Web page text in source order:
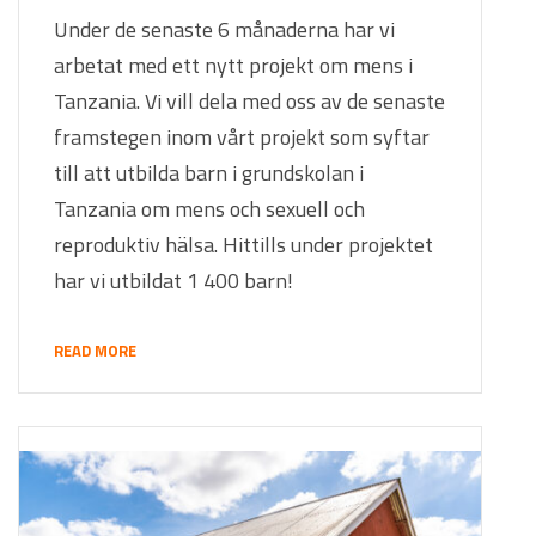
Under de senaste 6 månaderna har vi
arbetat med ett nytt projekt om mens i
Tanzania. Vi vill dela med oss av de senaste
framstegen inom vårt projekt som syftar
till att utbilda barn i grundskolan i
Tanzania om mens och sexuell och
reproduktiv hälsa. Hittills under projektet
har vi utbildat 1 400 barn!
READ MORE